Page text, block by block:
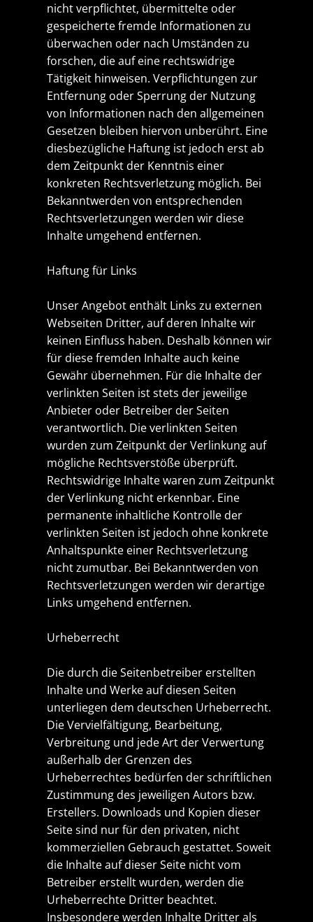
nicht verpflichtet, übermittelte oder
gespeicherte fremde Informationen zu
überwachen oder nach Umständen zu
forschen, die auf eine rechtswidrige
Tätigkeit hinweisen. Verpflichtungen zur
Entfernung oder Sperrung der Nutzung
von Informationen nach den allgemeinen
Gesetzen bleiben hiervon unberührt. Eine
diesbezügliche Haftung ist jedoch erst ab
dem Zeitpunkt der Kenntnis einer
konkreten Rechtsverletzung möglich. Bei
Bekanntwerden von entsprechenden
Rechtsverletzungen werden wir diese
Inhalte umgehend entfernen.
Haftung für Links
Unser Angebot enthält Links zu externen
Webseiten Dritter, auf deren Inhalte wir
keinen Einfluss haben. Deshalb können wir
für diese fremden Inhalte auch keine
Gewähr übernehmen. Für die Inhalte der
verlinkten Seiten ist stets der jeweilige
Anbieter oder Betreiber der Seiten
verantwortlich. Die verlinkten Seiten
wurden zum Zeitpunkt der Verlinkung auf
mögliche Rechtsverstöße überprüft.
Rechtswidrige Inhalte waren zum Zeitpunkt
der Verlinkung nicht erkennbar. Eine
permanente inhaltliche Kontrolle der
verlinkten Seiten ist jedoch ohne konkrete
Anhaltspunkte einer Rechtsverletzung
nicht zumutbar. Bei Bekanntwerden von
Rechtsverletzungen werden wir derartige
Links umgehend entfernen.
Urheberrecht
Die durch die Seitenbetreiber erstellten
Inhalte und Werke auf diesen Seiten
unterliegen dem deutschen Urheberrecht.
Die Vervielfältigung, Bearbeitung,
Verbreitung und jede Art der Verwertung
außerhalb der Grenzen des
Urheberrechtes bedürfen der schriftlichen
Zustimmung des jeweiligen Autors bzw.
Erstellers. Downloads und Kopien dieser
Seite sind nur für den privaten, nicht
kommerziellen Gebrauch gestattet. Soweit
die Inhalte auf dieser Seite nicht vom
Betreiber erstellt wurden, werden die
Urheberrechte Dritter beachtet.
Insbesondere werden Inhalte Dritter als